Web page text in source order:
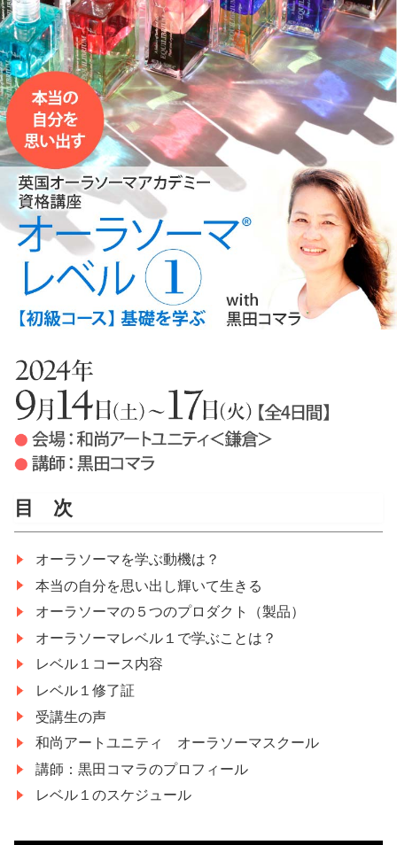
目 次
オーラソーマを学ぶ動機は？
本当の自分を思い出し輝いて生きる
オーラソーマの５つのプロダクト（製品）
オーラソーマレベル１で学ぶことは？
レベル１コース内容
レベル１修了証
受講生の声
和尚アートユニティ オーラソーマスクール
講師：黒田コマラのプロフィール
レベル１のスケジュール